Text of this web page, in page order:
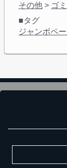
その他 > ゴ
■タグ
ジャンボペ